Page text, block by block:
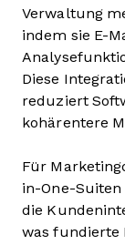
Verwaltung
indem sie E-
Diese
reduziert
kohärentere
Für
in-One-
die
was fundierte